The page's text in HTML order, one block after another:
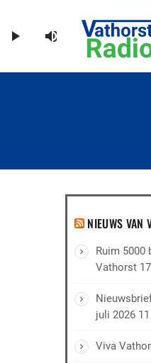
play_arrow volume_up
NIEUWS VAN
Ruim 5000
Vathorst
juli 2026
Viva